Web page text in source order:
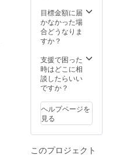
了承く
ださ
い。 ＊
Baseに
てもそ
の他の
ライン
ナップ
の参考
ご覧い
ただけ
ます。
デザイ
ンのも
のを、
ausが厳
選して
お届け
しま
ちらの
ンはメ
イン皿2
枚セッ
& Boch
(ビレロ
イ ボッ
食器
(Hutsch
enreuth
er（フ
ンロイ
、
Mitterte
気にカ
フェや
レスト
おしゃ
れな雰
囲気に
変わ
事の時
間がよ
り特別
なもの
ます。
も同一
のデザ
インで
より一
層高級
感が引
き立つ
しょ
う。 ＊
参考代
表ブラ
Rosent
目標金額に届
かなかった場
合どうなりま
すか？
支援で困った
時はどこに相
談したらいい
ですか？
ヘルプページを
見る
このプロジェクト